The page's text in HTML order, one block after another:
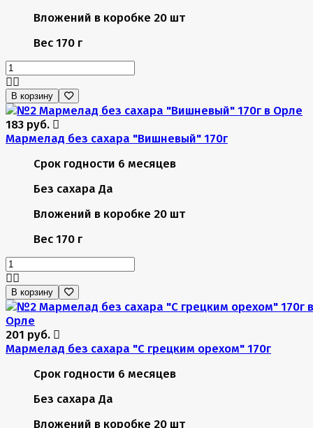
Вложений в коробке 20 шт
Вес 170 г
В корзину
183 руб.
Мармелад без сахара "Вишневый" 170г
Срок годности 6 месяцев
Без сахара Да
Вложений в коробке 20 шт
Вес 170 г
В корзину
201 руб.
Мармелад без сахара "С грецким орехом" 170г
Срок годности 6 месяцев
Без сахара Да
Вложений в коробке 20 шт